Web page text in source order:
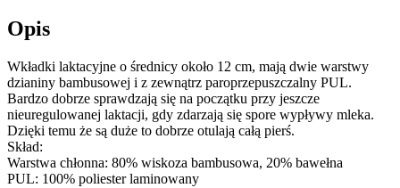
Opis
Wkładki laktacyjne o średnicy około 12 cm, mają dwie warstwy
dzianiny bambusowej i z zewnątrz paroprzepuszczalny PUL.
Bardzo dobrze sprawdzają się na początku przy jeszcze
nieuregulowanej laktacji, gdy zdarzają się spore wypływy mleka.
Dzięki temu że są duże to dobrze otulają całą pierś.
Skład:
Warstwa chłonna: 80% wiskoza bambusowa, 20% bawełna
PUL: 100% poliester laminowany